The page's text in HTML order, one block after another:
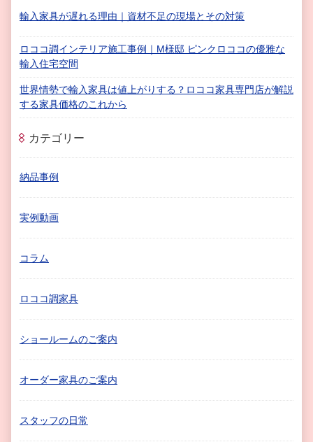
輸入家具が遅れる理由｜資材不足の現場とその対策
ロココ調インテリア施工事例｜M様邸 ピンクロココの優雅な
輸入住宅空間
世界情勢で輸入家具は値上がりする？ロココ家具専門店が解説
する家具価格のこれから
カテゴリー
納品事例
実例動画
コラム
ロココ調家具
ショールームのご案内
オーダー家具のご案内
スタッフの日常